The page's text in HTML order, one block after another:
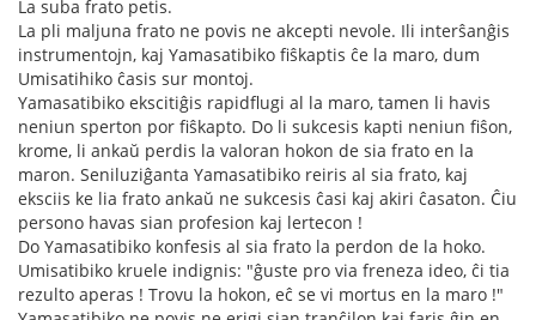
La suba frato petis.
La pli maljuna frato ne povis ne akcepti nevole. Ili interŝanĝis
instrumentojn, kaj Yamasatibiko fiŝkaptis ĉe la maro, dum
Umisatihiko ĉasis sur montoj.
Yamasatibiko ekscitiĝis rapidflugi al la maro, tamen li havis
neniun sperton por fiŝkapto. Do li sukcesis kapti neniun fiŝon,
krome, li ankaŭ perdis la valoran hokon de sia frato en la
maron. Seniluziĝanta Yamasatibiko reiris al sia frato, kaj
eksciis ke lia frato ankaŭ ne sukcesis ĉasi kaj akiri ĉasaton. Ĉiu
persono havas sian profesion kaj lertecon !
Do Yamasatibiko konfesis al sia frato la perdon de la hoko.
Umisatibiko kruele indignis: "ĝuste pro via freneza ideo, ĉi tia
rezulto aperas ! Trovu la hokon, eĉ se vi mortus en la maro !"